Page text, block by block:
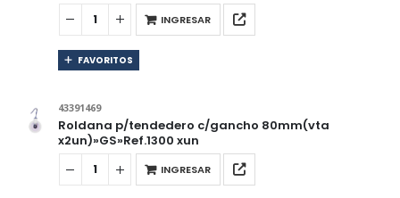
INGRESAR
FAVORITOS
43391469
Roldana p/tendedero c/gancho 80mm(vta
x2un)»GS»Ref.1300 xun
INGRESAR